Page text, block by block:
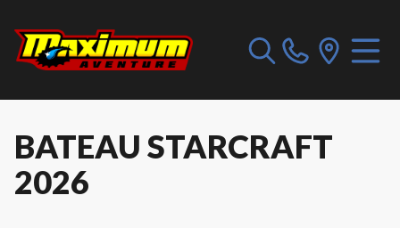
BATEAU STARCRAFT
2026